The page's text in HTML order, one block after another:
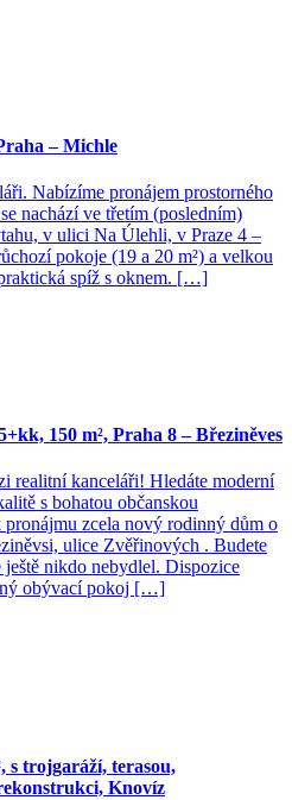
– Michle
Nabízíme pronájem prostorného
nachází ve třetím (posledním)
v ulici Na Úlehli, v Praze 4 –
pokoje (19 a 20 m²) a velkou
spíž s oknem. […]
150 m², Praha 8 – Březiněves
realitní kanceláři! Hledáte moderní
s bohatou občanskou
zcela nový rodinný dům o
ulice Zvěřinových . Budete
nikdo nebydlel. Dispozice
obývací pokoj […]
s trojgaráží, terasou,
Knovíz